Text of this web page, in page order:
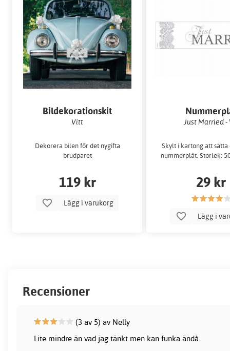
Bildekorationskit
Vitt
Dekorera bilen för det nygifta
brudparet
119 kr
Lägg i varukorg
Just Married -
Skylt i kartong att sätta
nummerplåt. Storlek:
29 kr
Lägg i
Recensioner
(3 av 5) av Nelly
Lite mindre än vad jag tänkt men kan funka ändå.